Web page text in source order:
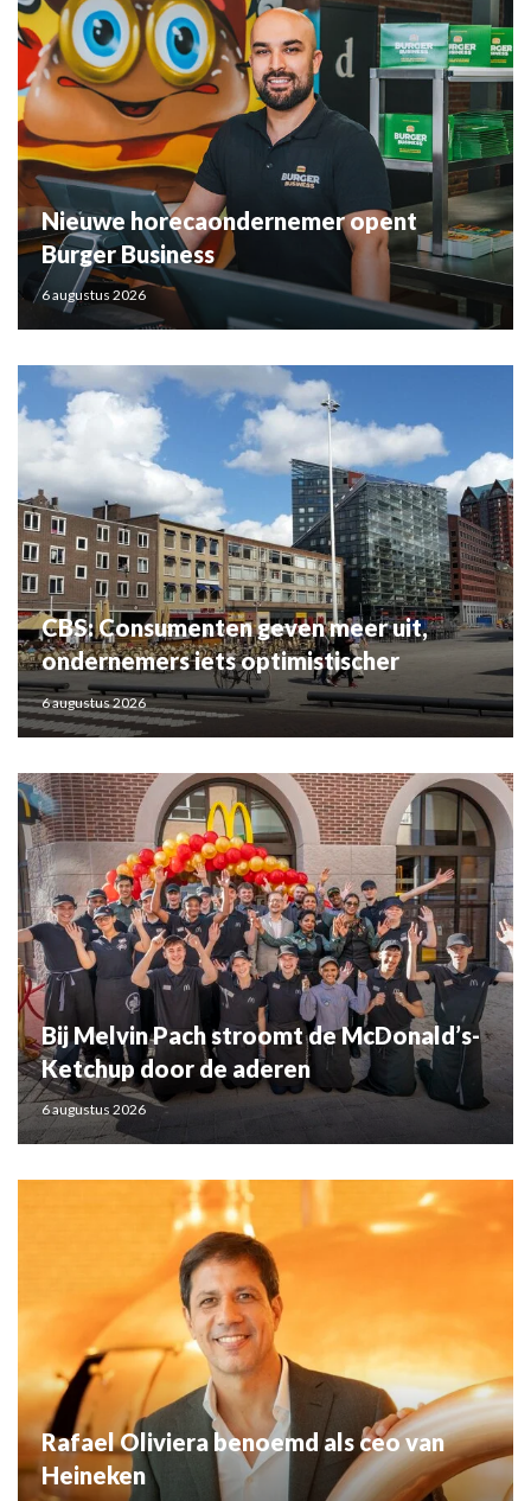
Nieuwe horecaondernemer opent
Burger Business
6 augustus 2026
CBS: Consumenten geven meer uit,
ondernemers iets optimistischer
6 augustus 2026
Bij Melvin Pach stroomt de McDonald’s-
Ketchup door de aderen
6 augustus 2026
Rafael Oliviera benoemd als ceo van
Heineken